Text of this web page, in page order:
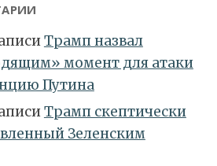
Трамп назвал
момент для атаки
Путина
Трамп скептически
Зеленским